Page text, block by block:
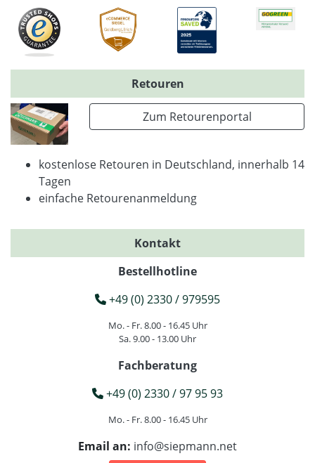
Retouren
Zum Retourenportal
kostenlose Retouren in Deutschland, innerhalb 14
Tagen
einfache Retourenanmeldung
Kontakt
Bestellhotline
+49 (0) 2330 / 979595
Mo. - Fr. 8.00 - 16.45 Uhr
Sa. 9.00 - 13.00 Uhr
Fachberatung
+49 (0) 2330 / 97 95 93
Mo. - Fr. 8.00 - 16.45 Uhr
Email an: info@siepmann.net